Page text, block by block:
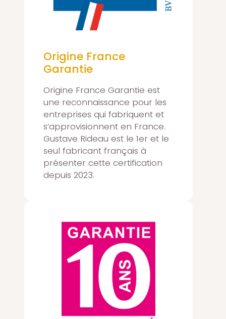
Origine France
Garantie
Origine France Garantie est
une reconnaissance pour les
entreprises qui fabriquent et
s’approvisionnent en France.
Gustave Rideau est le 1er et le
seul fabricant français à
présenter cette certification
depuis 2023.